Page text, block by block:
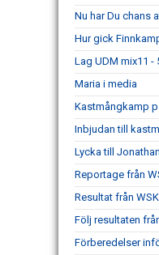
Nu har Du chans
Hur gick
Lag UDM mix11 -
Maria i media
Kastmångkamp
Inbjudan till
Lycka till
Reportage från
Resultat från
Följ resultaten
Förberedelser